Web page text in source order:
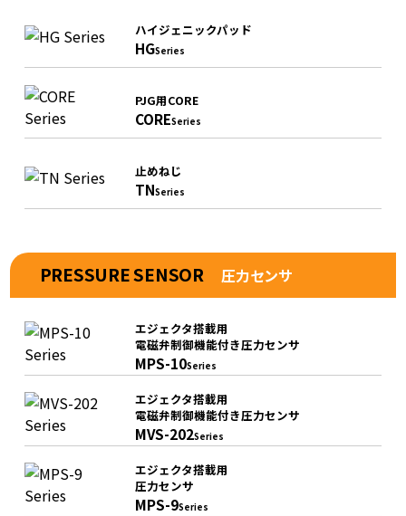
ハイジェニックパッド
HGSeries
PJG用CORE
CORESeries
止めねじ
TNSeries
PRESSURE SENSOR 圧力センサ
エジェクタ搭載用
電磁弁制御機能付き圧力センサ
MPS-10Series
エジェクタ搭載用
電磁弁制御機能付き圧力センサ
MVS-202Series
エジェクタ搭載用
圧力センサ
MPS-9Series